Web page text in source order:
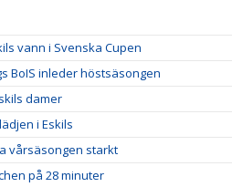
vann i Svenska Cupen
BoIS inleder höstsäsongen
damer
i Eskils
vårsäsongen starkt
på 28 minuter